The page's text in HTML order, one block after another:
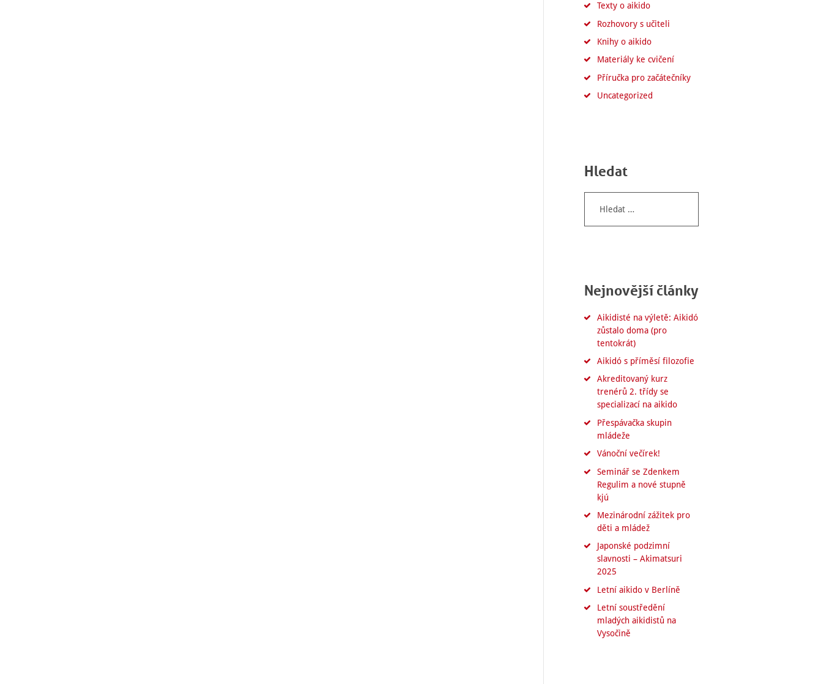
Texty o aikido
Rozhovory s učiteli
Knihy o aikido
Materiály ke cvičení
Příručka pro začátečníky
Uncategorized
Hledat
Nejnovější články
Aikidisté na výletě: Aikidó
zůstalo doma (pro
tentokrát)
Aikidó s příměsí filozofie
Akreditovaný kurz
trenérů 2. třídy se
specializací na aikido
Přespávačka skupin
mládeže
Vánoční večírek!
Seminář se Zdenkem
Regulim a nové stupně
kjú
Mezinárodní zážitek pro
děti a mládež
Japonské podzimní
slavnosti – Akimatsuri
2025
Letní aikido v Berlíně
Letní soustředění
mladých aikidistů na
Vysočině